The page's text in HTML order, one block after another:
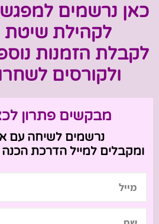
כאן נרשמים
לקהילת שיטת
לקבלת הזמנות
ולקורסים
מבקשים פתרון
נרשמים לשיחה עם
ומקבלים למיילהדרכת הכנה